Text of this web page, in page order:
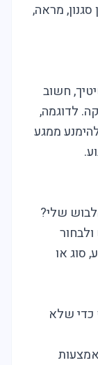
מראה,
חשוב
לדוגמה,
ממגע
שלי?
סוג או
שלא